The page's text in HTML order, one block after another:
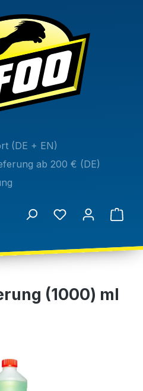
(DE + EN)
ab 200 € (DE)
(1000) ml